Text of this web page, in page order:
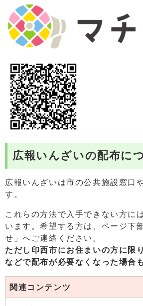
広報いんざいの配布に
広報いんざいは市の公共施設窓口
す。
これらの方法で入手できない方に
います。希望する方は、ページ下
せ」へご連絡ください。
ただし印西市にお住まいの方に限
などで配布が必要なくなった場合
関連コンテンツ